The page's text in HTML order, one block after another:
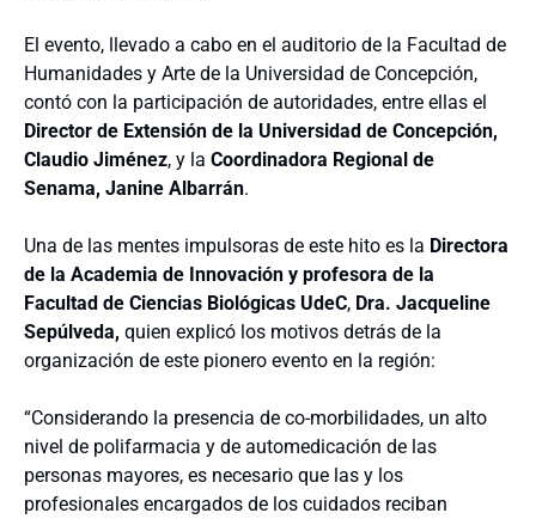
El evento, llevado a cabo en el auditorio de la Facultad de
Humanidades y Arte de la Universidad de Concepción,
contó con la participación de autoridades, entre ellas el
Director de Extensión de la Universidad de Concepción,
Claudio Jiménez, y la Coordinadora Regional de
Senama, Janine Albarrán.
Una de las mentes impulsoras de este hito es la Directora
de la Academia de Innovación y profesora de la
Facultad de Ciencias Biológicas UdeC, Dra. Jacqueline
Sepúlveda, quien explicó los motivos detrás de la
organización de este pionero evento en la región:
“Considerando la presencia de co-morbilidades, un alto
nivel de polifarmacia y de automedicación de las
personas mayores, es necesario que las y los
profesionales encargados de los cuidados reciban